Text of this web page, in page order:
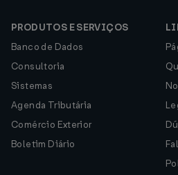
PRODUTOS E SERVIÇOS
Banco de Dados
Consultoria
Sistemas
Agenda Tributária
Comércio Exterior
Boletim Diário